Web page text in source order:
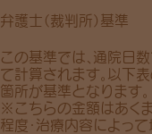
弁護士（裁判所）基準
この基準では、通院日
て計算されます。以下
箇所が基準となります。
※こちらの金額はあく
程度・治療内容によって